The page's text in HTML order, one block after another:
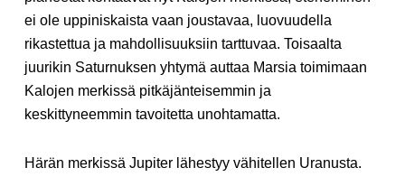
ei ole uppiniskaista vaan joustavaa, luovuudella
rikastettua ja mahdollisuuksiin tarttuvaa. Toisaalta
juurikin Saturnuksen yhtymä auttaa Marsia toimimaan
Kalojen merkissä pitkäjänteisemmin ja
keskittyneemmin tavoitetta unohtamatta.
Härän merkissä Jupiter lähestyy vähitellen Uranusta.